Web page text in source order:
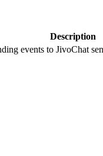
Description
events to JivoChat